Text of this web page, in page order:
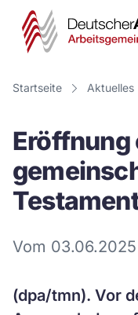
Startseite Aktuelles
Eröffnung
Vom 03.06.2025
(dpa/tmn). Vor